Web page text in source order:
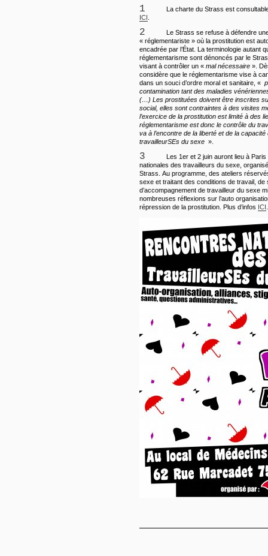
1
La charte du Strass est
ICI
2
Le Strass se refuse à défendre
« réglementariste » où la prostitution est
encadrée par l’État. La terminologie autant
réglementarisme sont dénoncés par le
visant à contrôler un « mal nécessaire ».
considère que le réglementarisme vise à
dans un souci d’ordre moral et sanitaire, «
contamination tant des maladies
(…) Les prostituées doivent être inscrites
social, elles sont contraintes à des visites
l’exercice de la prostitution est limité à des
réglementarisme est donc le contrôle du
va à l’encontre de la liberté et de la capacité
travailleurSEs du sexe ».
3
Les 1er et 2 juin auront lieu à
nationales des travailleurs du sexe,
Strass. Au programme, des ateliers
sexe et traitant des conditions de travail, de
d’accompagnement de travailleur du sexe
nombreuses réflexions sur l’auto
répression de la prostitution. Plus d’infos ICI